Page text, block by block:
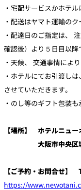
・宅配サービスかホテ
・配送はヤマト運輸の
・配達日のご指定は、
確認後）より５日目以降
・天候、 交通事情によ
・ホテルにてお引渡し
させていただきます。
・のし等のギフト包装も
【場所】 ホテルニュ
大阪市中央区城
【ご予約・お問合せ】
https://